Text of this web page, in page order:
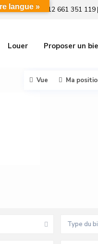
+212 661 351 119|
Louer Proposer un
Vue Ma
Type du
langue »